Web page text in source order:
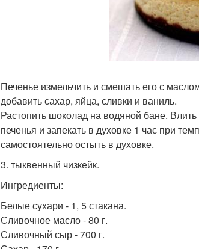
Печенье измельчить и смешать его с
добавить сахар, яйца, сливки и ваниль.
Растопить шоколад на водяной бане.
печенья и запекать в духовке 1 час при
самостоятельно остыть в духовке.
3. тыквенный чизкейк.
Ингредиенты:
Белые сухари - 1, 5 стакана.
Сливочное масло - 80 г.
Сливочный сыр - 700 г.